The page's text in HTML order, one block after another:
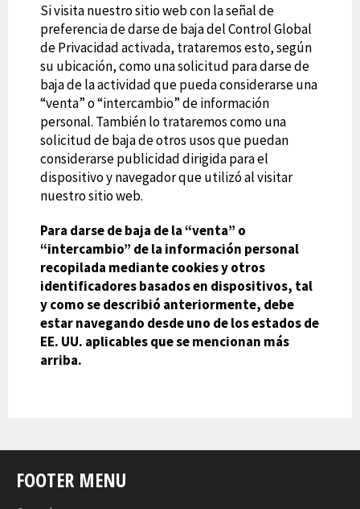
Si visita nuestro sitio web con la señal de
preferencia de darse de baja del Control Global
de Privacidad activada, trataremos esto, según
su ubicación, como una solicitud para darse de
baja de la actividad que pueda considerarse una
“venta” o “intercambio” de información
personal. También lo trataremos como una
solicitud de baja de otros usos que puedan
considerarse publicidad dirigida para el
dispositivo y navegador que utilizó al visitar
nuestro sitio web.
Para darse de baja de la “venta” o
“intercambio” de la información personal
recopilada mediante cookies y otros
identificadores basados en dispositivos, tal
y como se describió anteriormente, debe
estar navegando desde uno de los estados de
EE. UU. aplicables que se mencionan más
arriba.
FOOTER MENU